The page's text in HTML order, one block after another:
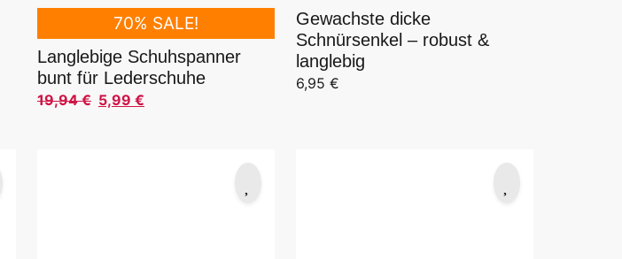
70% SALE!
Langlebige Schuhspanner
bunt für Lederschuhe
19,94€
Ursprünglicher Preis war: 19,94 €
5,99 €
Aktueller Preis ist: 5,99 €.
Gewachste dicke
Schnürsenkel – robust &
langlebig
6,95 €